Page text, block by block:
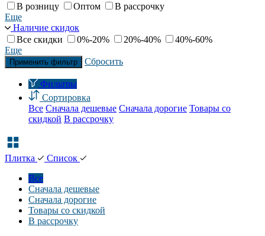
В розницу
Оптом
В рассрочку
Еще
Наличие скидок
Все скидки
0%-20% 20%-40%
40%-60%
Еще
Применить фильтр Сбросить
Фильтры
Сортировка
Все Сначала дешевые Сначала дорогие Товары со
скидкой В рассрочку
Плитка
Список
Все
Сначала дешевые
Сначала дорогие
Товары со скидкой
В рассрочку